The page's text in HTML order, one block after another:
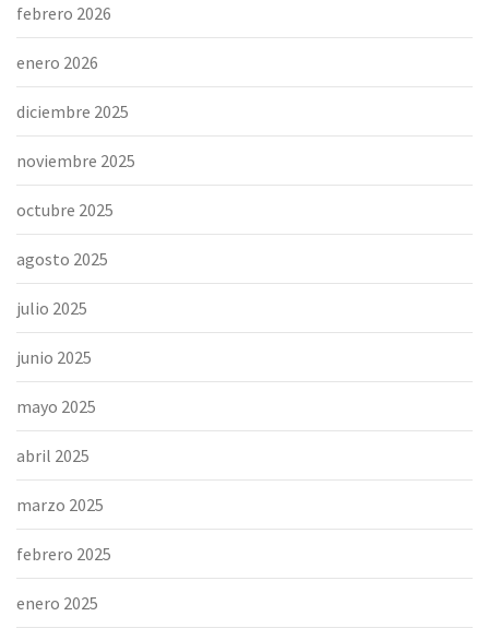
febrero 2026
enero 2026
diciembre 2025
noviembre 2025
octubre 2025
agosto 2025
julio 2025
junio 2025
mayo 2025
abril 2025
marzo 2025
febrero 2025
enero 2025